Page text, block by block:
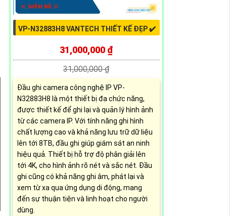
VP-N32883H8 VANTECH THIẾT KẾ ĐẸP ✔️
31,000,000 ₫
31,000,000 ₫
Đầu ghi camera công nghệ IP VP-
N32883H8 là một thiết bị đa chức năng,
được thiết kế để ghi lại và quản lý hình ảnh
từ các camera IP. Với tính năng ghi hình
chất lượng cao và khả năng lưu trữ dữ liệu
lên tới 8TB, đầu ghi giúp giám sát an ninh
hiệu quả. Thiết bị hỗ trợ độ phân giải lên
tới 4K, cho hình ảnh rõ nét và sắc nét. Đầu
ghi cũng có khả năng ghi âm, phát lại và
xem từ xa qua ứng dụng di động, mang
đến sự thuận tiện và linh hoạt cho người
dùng.